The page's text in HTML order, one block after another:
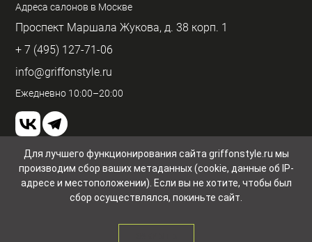
Адреса салонов в Москве
Проспект Маршала Жукова, д. 38 корп. 1
+ 7 (495) 127-71-06
info@griffonstyle.ru
Ежедневно 10:00–20:00
© GriffonStyle 2026
Пользовательское соглашение и конфиденциальность
Для лучшего функционирования сайта griffonstyle.ru мы
производим сбор ваших метаданных (cookie, данные об IP-
адресе и местоположении). Если вы не хотите, чтобы был
сбор осуществлялся, покиньте сайт.